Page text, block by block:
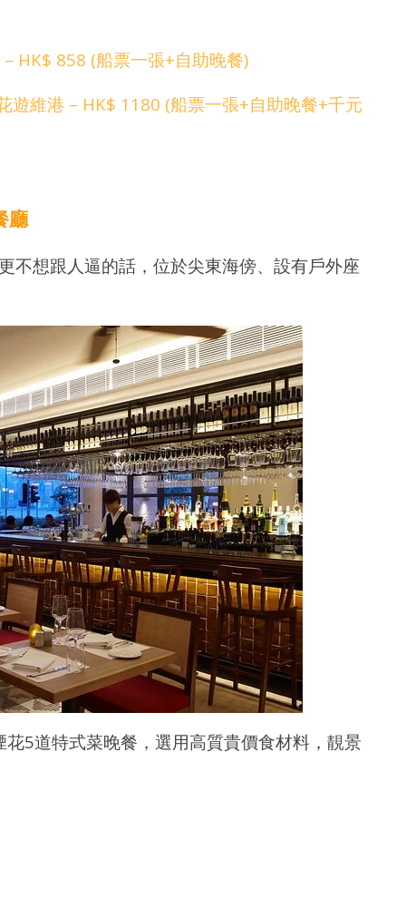
HK$ 858 (船票一張+自助晚餐)
遊維港 – HK$ 1180 (船票一張+自助晚餐+千元
廳
不想跟人逼的話，位於尖東海傍、設有戶外座
5道特式菜晚餐，選用高質貴價食材料，靚景